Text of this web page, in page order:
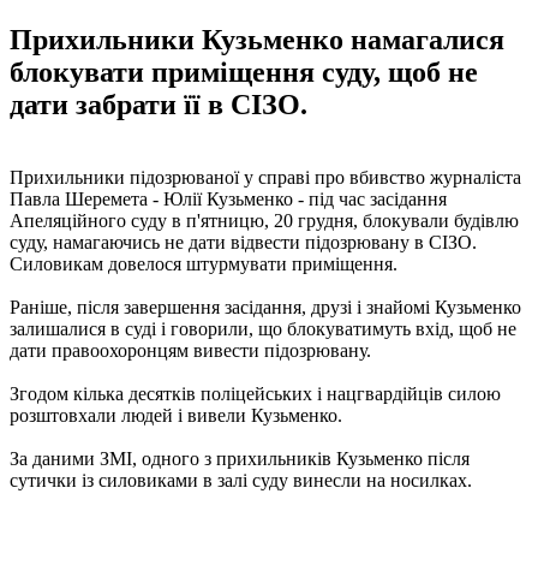
Прихильники Кузьменко намагалися
блокувати приміщення суду, щоб не
дати забрати її в СІЗО.
Прихильники підозрюваної у справі про вбивство журналіста
Павла Шеремета - Юлії Кузьменко - під час засідання
Апеляційного суду в п'ятницю, 20 грудня, блокували будівлю
суду, намагаючись не дати відвести підозрювану в СІЗО.
Силовикам довелося штурмувати приміщення.
Раніше, після завершення засідання, друзі і знайомі Кузьменко
залишалися в суді і говорили, що блокуватимуть вхід, щоб не
дати правоохоронцям вивести підозрювану.
Згодом кілька десятків поліцейських і нацгвардійців силою
розштовхали людей і вивели Кузьменко.
За даними ЗМІ, одного з прихильників Кузьменко після
сутички із силовиками в залі суду винесли на носилках.